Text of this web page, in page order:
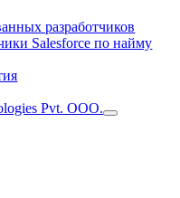
разработчиков
Salesforce по найму
Pvt. ООО.